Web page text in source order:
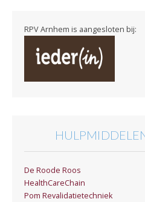
RPV Arnhem is aangesloten bij:
De Roode Roos
HealthCareChain
Pom Revalidatietechniek